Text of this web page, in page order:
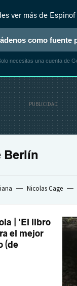
REALITY ANIME
Berlín
Nicolas Cage
| 'El libro
el mejor
(de
ver más de
como fuente
necesitas una cuenta de